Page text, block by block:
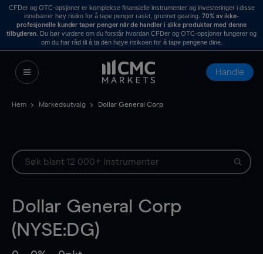
CFDer og OTC-opsjoner er komplekse finansielle instrumenter og investeringer i disse
innebærer høy risiko for å tape penger raskt, grunnet gearing. 70% av ikke-
profesjonelle kunder taper penger når de handler i slike produkter med denne
tilbyderen . Du bør vurdere om du forstår hvordan CFDer og OTC-opsjoner fungerer og
om du har råd til å ta den høye risikoen for å tape pengene dine.
Handle
Hem Markedsutvalg Dollar General Corp
Dollar General Corp
(NYSE:DG)